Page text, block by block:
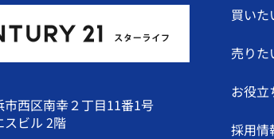
西区南幸２丁目11番1号
スビル 2階
買いた
売りた
お役立
採用情